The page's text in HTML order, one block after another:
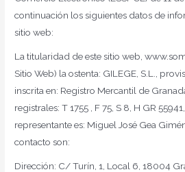
continuación los siguientes datos de
sitio web:
La titularidad de este sitio web,
Sitio Web) la ostenta: GILEGE, S.L.,
inscrita en: Registro Mercantil de
registrales: T 1755 , F 75, S 8, H GR
representante es: Miguel José Gea
contacto son:
Dirección: C/ Turín, 1, Local 6, 18004